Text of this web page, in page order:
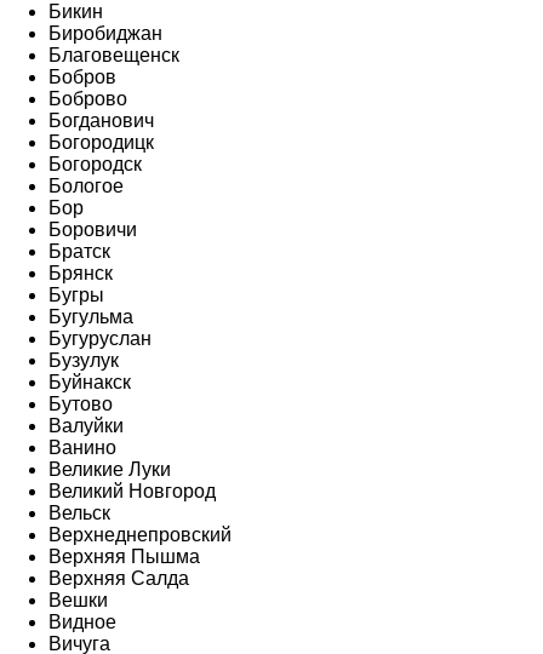
Бикин
Биробиджан
Благовещенск
Бобров
Боброво
Богданович
Богородицк
Богородск
Бологое
Бор
Боровичи
Братск
Брянск
Бугры
Бугульма
Бугуруслан
Бузулук
Буйнакск
Бутово
Валуйки
Ванино
Великие Луки
Великий Новгород
Вельск
Верхнеднепровский
Верхняя Пышма
Верхняя Салда
Вешки
Видное
Вичуга